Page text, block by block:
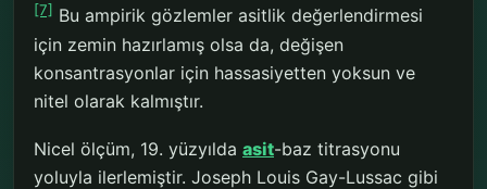
[7] Bu ampirik gözlemler asitlik değerlendirmesi
için zemin hazırlamış olsa da, değişen
konsantrasyonlar için hassasiyetten yoksun ve
nitel olarak kalmıştır.
Nicel ölçüm, 19. yüzyılda asit-baz titrasyonu
yoluyla ilerlemiştir. Joseph Louis Gay-Lussac gibi